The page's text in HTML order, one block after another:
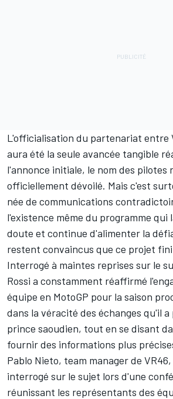
L'officialisation du partenariat entre
aura été la seule avancée tangible
l'annonce initiale, le nom des pilotes
officiellement dévoilé. Mais c'est
née de communications
l'existence même du programme qui
doute et continue d'alimenter la
restent convaincus que ce projet
Interrogé à maintes reprises sur le
Rossi a constamment réaffirmé
équipe en MotoGP pour la saison
dans la véracité des échanges qu'il a
prince saoudien, tout en se disant
fournir des informations plus
Pablo Nieto, team manager de
interrogé sur le sujet lors d'une
réunissant les représentants des